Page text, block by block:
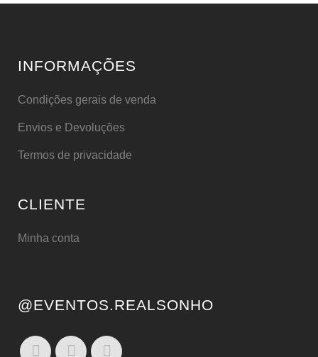
INFORMAÇÕES
Condições gerais de venda
Envios e Devoluções
Termos de privacidade
CLIENTE
Minha conta
@EVENTOS.REALSONHO